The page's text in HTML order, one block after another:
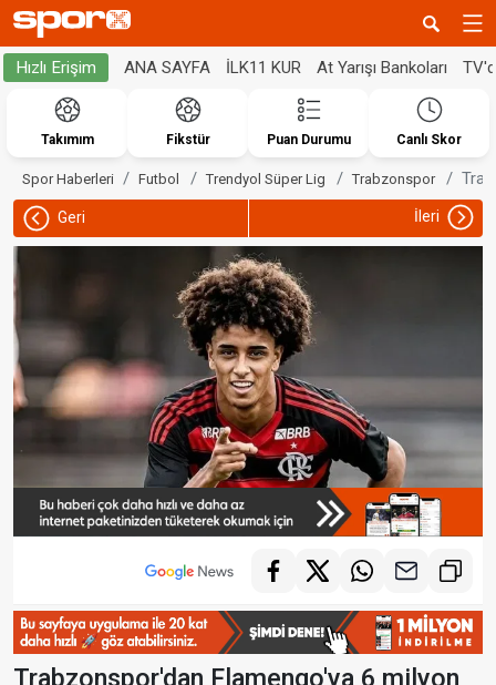
Hızlı Erişim ANA SAYFA İLK11 KUR At Yarışı Bankoları
Takımım Fikstür Puan Durumu Canlı Skor
Spor Haberleri Futbol Trendyol Süper Lig Trabzonspor
Geri İleri
Trabzonspor'dan Flamengo'ya 6 milyon